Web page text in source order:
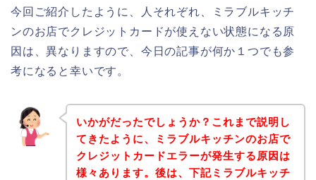
今回ご紹介したように、人それぞれ、ミラブルキッチ
ンのお店でクレジットカードが使えない状態になる原
因は、異なりますので、今日の記事が何か１つでも参
考になると幸いです。
いかがだったでしょうか？これまで説明し
てきたように、ミラブルキッチンのお店で
クレジットカードエラーが発生する原因は
様々あります。後は、下記ミラブルキッチ